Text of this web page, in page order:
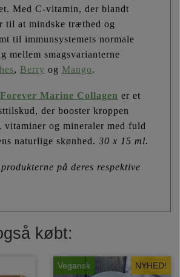
Med C-vitamin, der blandt
til at mindske træthed og
til immunsystemets normale
mellem smagsvarianterne
, Berry og Mango.
Forever Marine Collagen er et
der booster kroppen
vitaminer og mineraler med fuld
naturlige skønhed. 30 x 15 ml.
på deres respektive
købt:
Vegansk NYHED!